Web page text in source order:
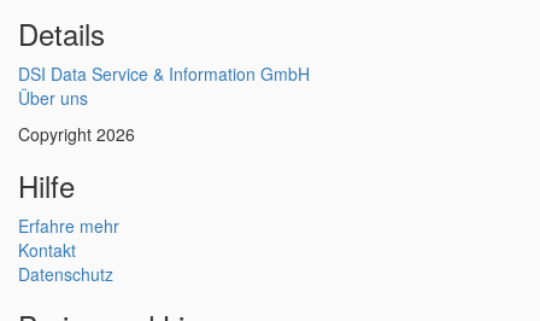
Details
DSI Data Service & Information GmbH
Über uns
Copyright 2026
Hilfe
Erfahre mehr
Kontakt
Datenschutz